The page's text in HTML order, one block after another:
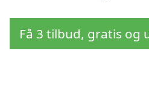
Få 3 tilbud, gratis og